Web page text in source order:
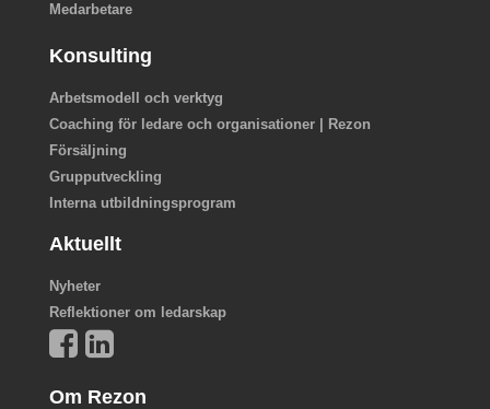
Medarbetare
Konsulting
Arbetsmodell och verktyg
Coaching för ledare och organisationer | Rezon
Försäljning
Grupputveckling
Interna utbildningsprogram
Aktuellt
Nyheter
Reflektioner om ledarskap
Om Rezon